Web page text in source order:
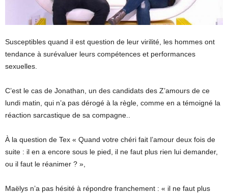
Susceptibles quand il est question de leur virilité, les hommes ont
tendance à surévaluer leurs compétences et performances
sexuelles.
C’est le cas de Jonathan, un des candidats des Z’amours de ce
lundi matin, qui n’a pas dérogé à la règle, comme en a témoigné la
réaction sarcastique de sa compagne..
À la question de Tex « Quand votre chéri fait l’amour deux fois de
suite : il en a encore sous le pied, il ne faut plus rien lui demander,
ou il faut le réanimer ? »,
Maëlys n’a pas hésité à répondre franchement : « il ne faut plus